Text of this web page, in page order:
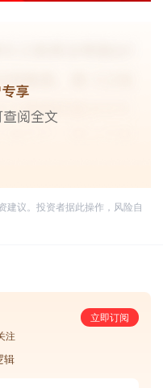
建议。投资者据此操作，风险自
立即订阅
注
辑